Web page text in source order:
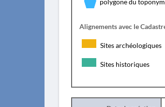
Alignements avec le
Sites archéologiques
Sites historiques